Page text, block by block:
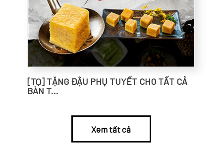
[TQ] TẶNG ĐẬU PHỤ TUYẾT CHO TẤT CẢ
BÀN T...
Xem tất cả